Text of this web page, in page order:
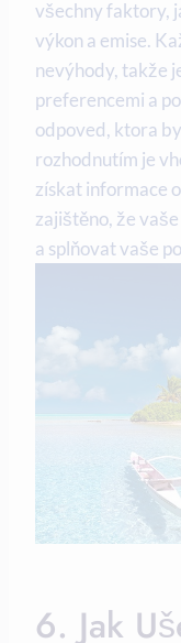
všechny faktory,
výkon a emise.
nevýhody, takže
preferencemi a
odpoved, ktora
rozhodnutím je
získat informace
zajištěno, že
a splňovat vaše
6. Jak